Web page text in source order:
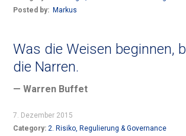
Posted by: Markus
Was die Weisen beginnen,
die Narren.
— Warren Buffet
7. Dezember 2015
Category:2. Risiko, Regulierung & Governance